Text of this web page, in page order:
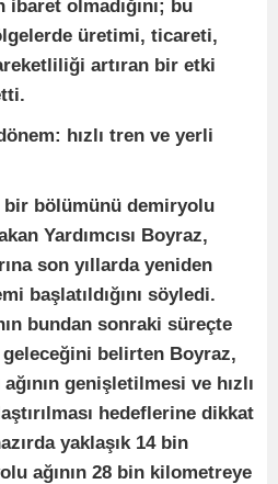
olmadığını; bu
üretimi, ticareti,
artıran bir etki
hızlı tren ve yerli
bir bölümünü demiryolu
Yardımcısı Boyraz,
son yıllarda yeniden
başlatıldığını söyledi.
bundan sonraki süreçte
belirten Boyraz,
genişletilmesi ve hızlı
hedeflerine dikkat
yaklaşık 14 bin
ağının 28 bin kilometreye